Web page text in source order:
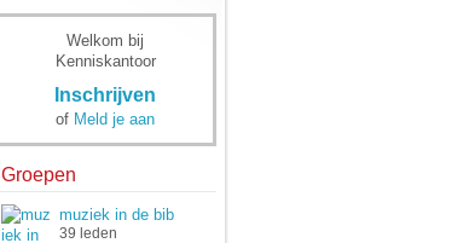
Welkom bij
Kenniskantoor
Inschrijven
of Meld je aan
Groepen
muziek in de bib
39 leden